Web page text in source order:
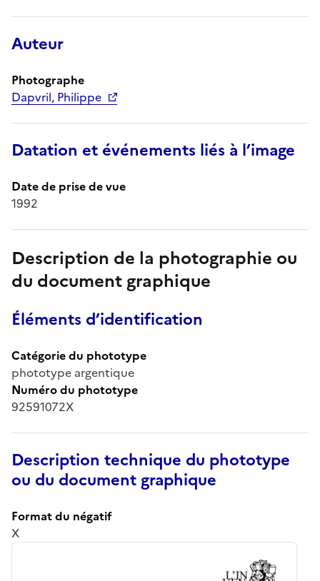
Auteur
Photographe
Dapvril, Philippe
Datation et événements liés à l’image
Date de prise de vue
1992
Description de la photographie ou
du document graphique
Éléments d’identification
Catégorie du phototype
phototype argentique
Numéro du phototype
92591072X
Description technique du phototype
ou du document graphique
Format du négatif
X